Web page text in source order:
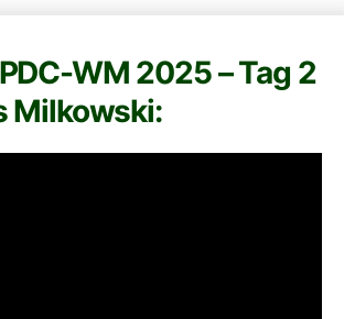
WM 2025 – Tag 2
Milkowski: